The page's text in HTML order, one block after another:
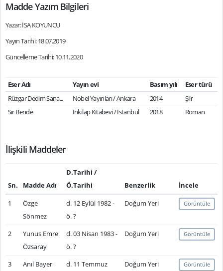
Madde Yazım Bilgileri
Yazar: İSA KOYUNCU
Yayın Tarihi: 18.07.2019
Güncelleme Tarihi: 10.11.2020
Eser Adı Yayın evi Basım yılı
Eser türü
Rüzgar Dedim Sana...
Nobel Yayınları / Ankara 2014
Şiir
Sır Bende
İnkılap Kitabevi / İstanbul 2018 Roman
İlişkili Maddeler
Sn. Madde Adı
D.Tarihi /
Ö.Tarihi
Benzerlik
İncele
1
Özge
Sönmez
d. 12 Eylül 1982 -
ö. ?
Doğum Yeri Görüntüle
2
Yunus Emre
Özsaray
d. 03 Nisan 1983 -
ö. ?
Doğum Yeri Görüntüle
3 Anıl Bayer
d. 11 Temmuz
Doğum Yeri Görüntüle